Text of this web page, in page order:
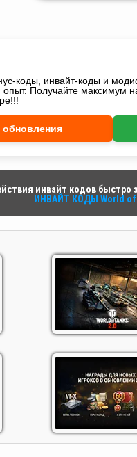
коды, инвайт-коды и
опыт. Получайте максимум
обновления
инвайт кодов быстро
ИНВАЙТ КОДЫ World